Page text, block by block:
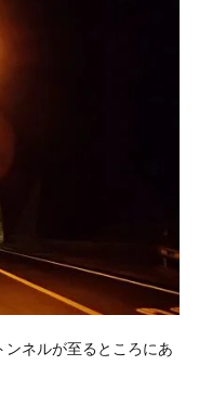
ネルが至るところにあ